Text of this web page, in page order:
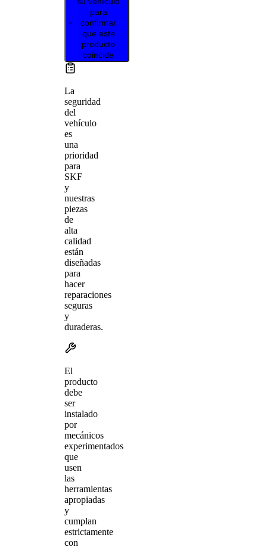
para
confirmar
que este
producto
coincide
La
seguridad
del
vehículo
es
una
prioridad
para
SKF
y
nuestras
piezas
de
alta
calidad
están
diseñadas
para
hacer
reparaciones
seguras
y
duraderas.
El
producto
debe
ser
instalado
por
mecánicos
experimentados
que
usen
las
herramientas
apropiadas
y
cumplan
estrictamente
con